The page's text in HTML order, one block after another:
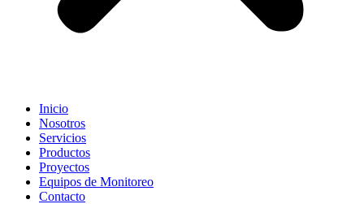
Inicio
Nosotros
Servicios
Productos
Proyectos
Equipos de Monitoreo
Contacto